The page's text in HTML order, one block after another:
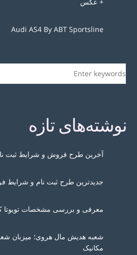
Audi AS4 By ABT Sportsline
نوشته‌های تازه
آخرین طرح فروش و شرایط ثبت نام
جدیدترین طرح ثبت نام و شرایط
معرفی و بررسی مشخصات تویوتا
شعبه هدیش مال هروی؛ میزبان
مکانیک